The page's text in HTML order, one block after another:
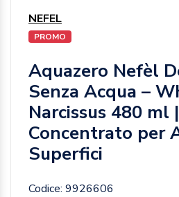
NEFEL
PROMO
Aquazero Nefèl
Senza Acqua –
Narcissus 480 ml
Concentrato per
Superfici
Codice: 9926606